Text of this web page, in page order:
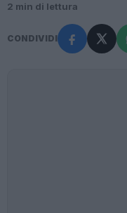
2 min di lettura
CONDIVIDI